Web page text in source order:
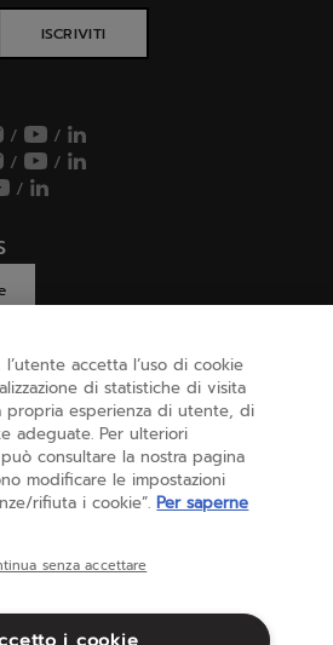
ISCRIVITI
/
/
/
/
/
accetta l’uso di cookie
di statistiche di visita
propria esperienza di utente, di
adeguate. Per ulteriori
consultare la nostra pagina
modificare le impostazioni
rifiuta i cookie”. Per saperne
senza accettare